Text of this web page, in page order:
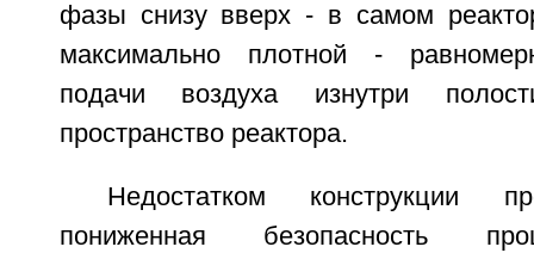
фазы снизу вверх - в самом
максимально плотной -
подачи воздуха изнутри
пространство реактора.
Недостатком конструкции
пониженная безопасность